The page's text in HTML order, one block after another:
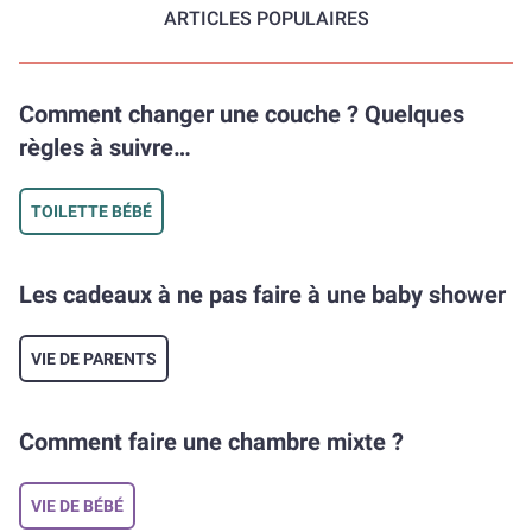
ARTICLES POPULAIRES
Comment changer une couche ? Quelques
règles à suivre…
TOILETTE BÉBÉ
Les cadeaux à ne pas faire à une baby shower
VIE DE PARENTS
Comment faire une chambre mixte ?
VIE DE BÉBÉ